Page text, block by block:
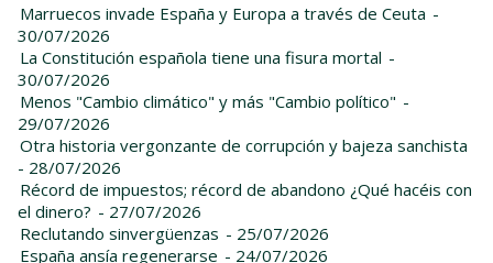
Marruecos invade España y Europa a través de Ceuta -
30/07/2026
La Constitución española tiene una fisura mortal -
30/07/2026
Menos "Cambio climático" y más "Cambio político" -
29/07/2026
Otra historia vergonzante de corrupción y bajeza sanchista
- 28/07/2026
Récord de impuestos; récord de abandono ¿Qué hacéis con
el dinero? - 27/07/2026
Reclutando sinvergüenzas - 25/07/2026
España ansía regenerarse - 24/07/2026